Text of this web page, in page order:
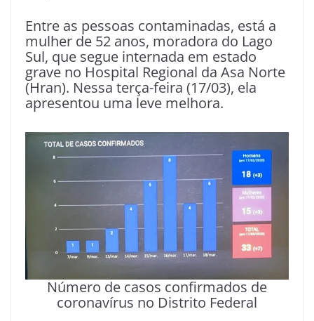
Entre as pessoas contaminadas, está a
mulher de 52 anos, moradora do Lago
Sul, que segue internada em estado
grave no Hospital Regional da Asa Norte
(Hran). Nessa terça-feira (17/03), ela
apresentou uma leve melhora.
Número de casos confirmados de
coronavírus no Distrito Federal